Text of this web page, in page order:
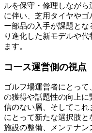
ルを保守・修理しなが
に伴い、芝用タイヤやゴ
ー部品の入手が課題と
り進化した新モデルや
ます。
コース運営側の視点
ゴルフ場運営者にとっ
の獲得や話題性の向上に
信のない層、そしてこれ
にとって新たな選択肢と
施設の整備、メンテナ